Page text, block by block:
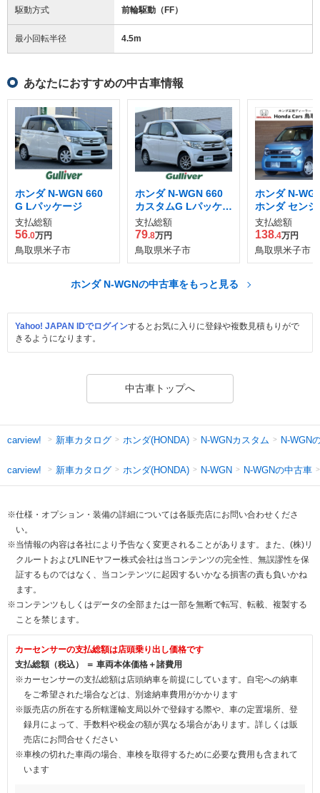
駆動方式 前輪駆動（FF）
最小回転半径 4.5m
あなたにおすすめの中古車情報
ホンダ N-WGN 660
G Lパッケージ
支払総額
56.0万円
鳥取県米子市
ホンダ N-WGN 660
カスタムG Lパッケー
ジ
支払総額
79.8万円
鳥取県米子市
ホンダ N-
ホンダ センシ
支払総額
138.4万円
鳥取県米子市
ホンダ N-WGNの中古車をもっと見る
Yahoo! JAPAN IDでログインするとお気に入りに登録や複数見積もりがで
きるようになります。
中古車トップへ
carview! 新車カタログ ホンダ(HONDA) N-WGNカスタム N-WGN
carview! 新車カタログ ホンダ(HONDA) N-WGN N-WGNの中古車
※仕様・オプション・装備の詳細については各販売店にお問い合わせくださ
い。
※当情報の内容は各社により予告なく変更されることがあります。また、(株)リ
クルートおよびLINEヤフー株式会社は当コンテンツの完全性、無誤謬性を保
証するものではなく、当コンテンツに起因するいかなる損害の責も負いかね
ます。
※コンテンツもしくはデータの全部または一部を無断で転写、転載、複製する
ことを禁じます。
カーセンサーの支払総額は店頭乗り出し価格です
支払総額（税込） ＝ 車両本体価格＋諸費用
※カーセンサーの支払総額は店頭納車を前提にしています。自宅への納車
をご希望された場合などは、別途納車費用がかかります
※販売店の所在する所轄運輸支局以外で登録する際や、車の定置場所、登
録月によって、手数料や税金の額が異なる場合があります。詳しくは販
売店にお問合せください
※車検の切れた車両の場合、車検を取得するために必要な費用も含まれて
います